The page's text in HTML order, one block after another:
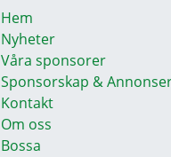
Hem
Nyheter
Våra sponsorer
Sponsorskap &
Kontakt
Om oss
Bossa